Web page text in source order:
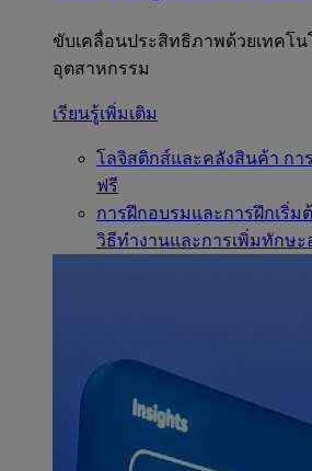
ขับเคลื่อนประสิทธิภาพด้วยเทคโน
อุตสาหกรรม
เรียนรู้เพิ่มเติม
โลจิสติกส์และคลังสินค้า กา
ฟรี
การฝึกอบรมและการฝึกเริ่ม
วิธีทำงานและการเพิ่มทักษะ